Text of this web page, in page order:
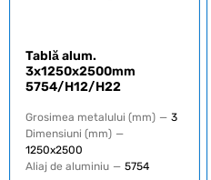
Tablă alum.
3x1250x2500mm
5754/H12/H22
Grosimea metalului (mm) — 3
Dimensiuni (mm) —
1250х2500
Aliaj de aluminiu — 5754